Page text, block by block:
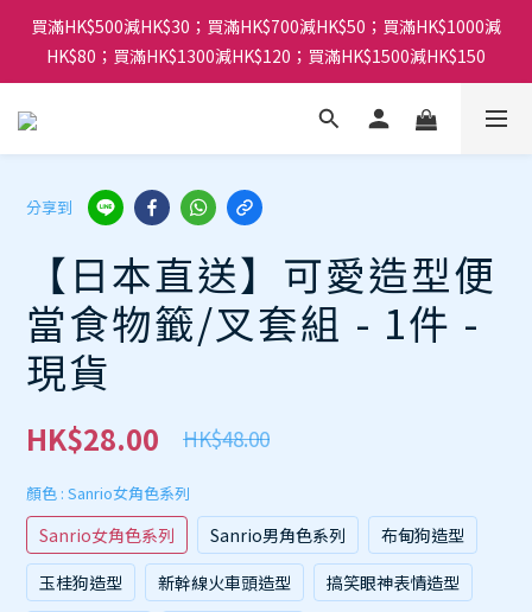
買滿HK$500減HK$30；買滿HK$700減HK$50；買滿HK$1000減
HK$80；買滿HK$1300減HK$120；買滿HK$1500減HK$150
分享到
【日本直送】可愛造型便
當食物籤/叉套組 - 1件 -
現貨
HK$28.00 HK$48.00
顏色 : Sanrio女角色系列
Sanrio女角色系列 Sanrio男角色系列
布甸狗造型
玉桂狗造型
新幹線火車頭造型
搞笑眼神表情造型